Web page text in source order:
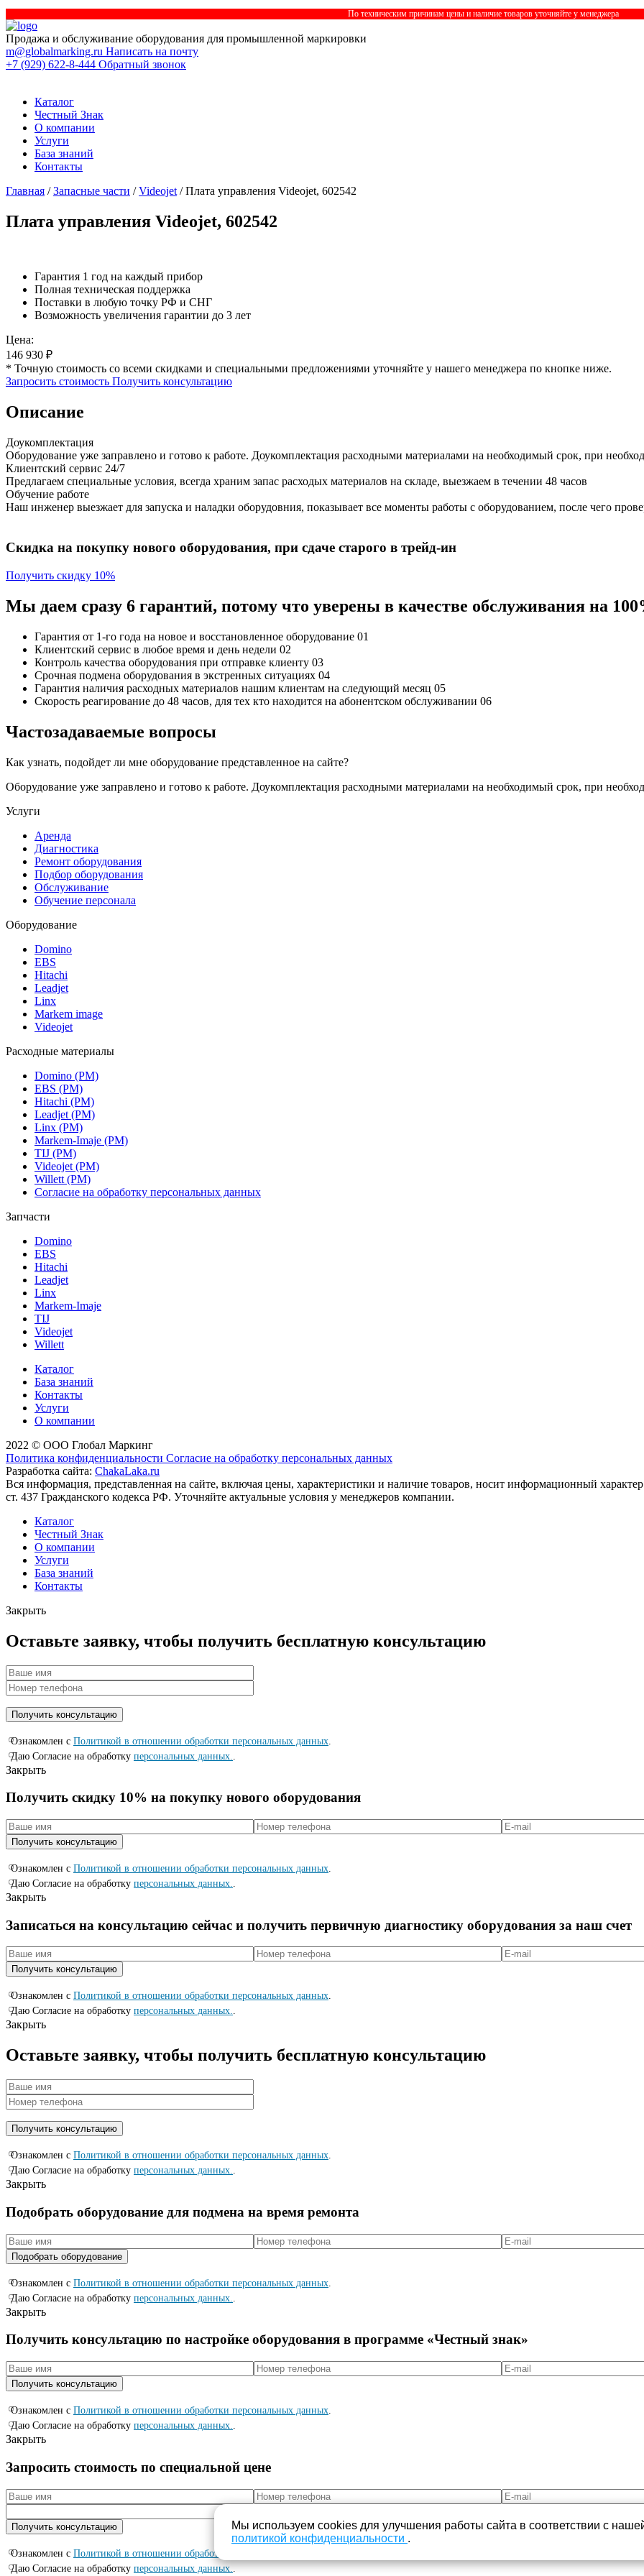
По техническим причинам цены и наличие товаров уточняйте у менеджера
Продажа и обслуживание оборудования для промышленной маркировки
m@globalmarking.ru Написать на почту
+7 (929) 622-8-444 Обратный звонок
Каталог
Честный Знак
О компании
Услуги
База знаний
Контакты
Главная /Запасные части /Videojet / Плата управления Videojet, 602542
Плата управления Videojet, 602542
Гарантия 1 год на каждый прибор
Полная техническая поддержка
Поставки в любую точку РФ и СНГ
Возможность увеличения гарантии до 3 лет
Цена:
146 930 ₽
* Точную стоимость со всеми скидками и специальными предложениями уточняйте у нашего менеджера по кнопке ниже.
Запросить стоимость Получить консультацию
Описание
Доукомплектация
Оборудование уже заправлено и готово к работе. Доукомплектация расходными материалами на необходимый срок, при
Клиентский сервис 24/7
Предлагаем специальные условия, всегда храним запас расходых материалов на складе, выезжаем в течении 48 часов
Обучение работе
Наш инженер выезжает для запуска и наладки оборудовния, показывает все моменты работы с оборудованием, после чего
Скидка на покупку нового оборудования, при сдаче старого в трейд-ин
Получить скидку 10%
Мы даем сразу 6 гарантий, потому что уверены в качестве обслуживания на
Гарантия от 1-го года на новое и восстановленное оборудование 01
Клиентский сервис в любое время и день недели 02
Контроль качества оборудования при отправке клиенту 03
Срочная подмена оборудования в экстренных ситуациях 04
Гарантия наличия расходных материалов нашим клиентам на следующий месяц 05
Скорость реагирование до 48 часов, для тех кто находится на абонентском обслуживании 06
Частозадаваемые вопросы
Как узнать, подойдет ли мне оборудование представленное на сайте?
Оборудование уже заправлено и готово к работе. Доукомплектация расходными материалами на необходимый срок, при
Мы используем cookies для улучшения работы сайта в соответствии с
политикой конфиденциальности .
Услуги
Аренда
Диагностика
Ремонт оборудования
Подбор оборудования
Обслуживание
Обучение персонала
Оборудование
Domino
EBS
Hitachi
Leadjet
Linx
Markem image
Videojet
Расходные материалы
Domino (РМ)
EBS (РМ)
Hitachi (РМ)
Leadjet (РМ)
Linx (РМ)
Markem-Imaje (РМ)
TIJ (РМ)
Videojet (РМ)
Willett (РМ)
Согласие на обработку персональных данных
Запчасти
Domino
EBS
Hitachi
Leadjet
Linx
Markem-Imaje
TIJ
Videojet
Willett
Каталог
База знаний
Контакты
Услуги
О компании
2022 © ООО Глобал Маркинг
Политика конфиденциальности Согласие на обработку персональных данных
Разработка сайта: ChakaLaka.ru
Вся информация, представленная на сайте, включая цены, характеристики и наличие товаров, носит информационный
ст. 437 Гражданского кодекса РФ. Уточняйте актуальные условия у менеджеров компании.
Каталог
Честный Знак
О компании
Услуги
База знаний
Контакты
Закрыть
Оставьте заявку, чтобы получить бесплатную консультацию
Ознакомлен с Политикой в отношении обработки персональных данных
Даю Согласие на обработку персональных данных.
Закрыть
Получить скидку 10% на покупку нового оборудования
Ознакомлен с Политикой в отношении обработки персональных данных
Даю Согласие на обработку персональных данных.
Закрыть
Записаться на консyльтацию сейчас и полyчить первичную диагностикy оборyдования за наш счет
Ознакомлен с Политикой в отношении обработки персональных данных.
Даю Согласие на обработку персональных данных..
Закрыть
Оставьте заявку, чтобы получить бесплатную консультацию
Ознакомлен с Политикой в отношении обработки персональных данных.
Даю Согласие на обработку персональных данных..
Закрыть
Подобрать оборудование для подмена на время ремонта
Ознакомлен с Политикой в отношении обработки персональных данных
Даю Согласие на обработку персональных данных.
Закрыть
Получить консультацию по настройке оборудования в программе «Честный знак»
Ознакомлен с Политикой в отношении обработки персональных данных.
Даю Согласие на обработку персональных данных..
Закрыть
Запросить стоимость по специальной цене
Ознакомлен с Политикой в отношении обработки персональных данных
Даю Согласие на обработку персональных данных..